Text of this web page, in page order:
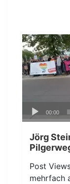
Audio-
Player
00:00
Jörg
Post
mehrfach